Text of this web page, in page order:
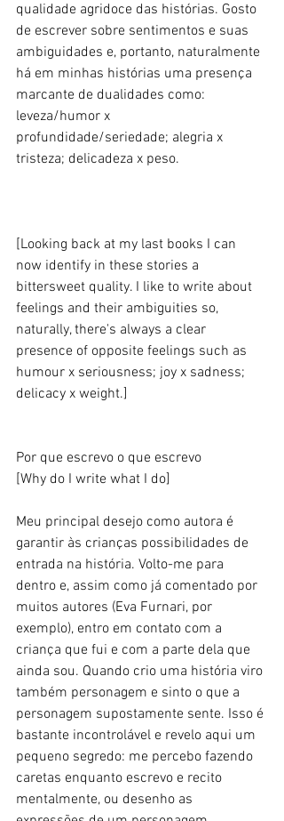
qualidade agridoce das histórias. Gosto
de escrever sobre sentimentos e suas
ambiguidades e, portanto, naturalmente
há em minhas histórias uma presença
marcante de dualidades como:
leveza/humor x
profundidade/seriedade; alegria x
tristeza; delicadeza x peso.
[Looking back at my last books I can
now identify in these stories a
bittersweet quality. I like to write about
feelings and their ambiguities so,
naturally, there's always a clear
presence of opposite feelings such as
humour x seriousness; joy x sadness;
delicacy x weight.]
Por que escrevo o que escrevo
[Why do I write what I do]
Meu principal desejo como autora é
garantir às crianças possibilidades de
entrada na história. Volto-me para
dentro e, assim como já comentado por
muitos autores (Eva Furnari, por
exemplo), entro em contato com a
criança que fui e com a parte dela que
ainda sou. Quando crio uma história viro
também personagem e sinto o que a
personagem supostamente sente. Isso é
bastante incontrolável e revelo aqui um
pequeno segredo: me percebo fazendo
caretas enquanto escrevo e recito
mentalmente, ou desenho as